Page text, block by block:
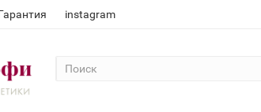
instagram